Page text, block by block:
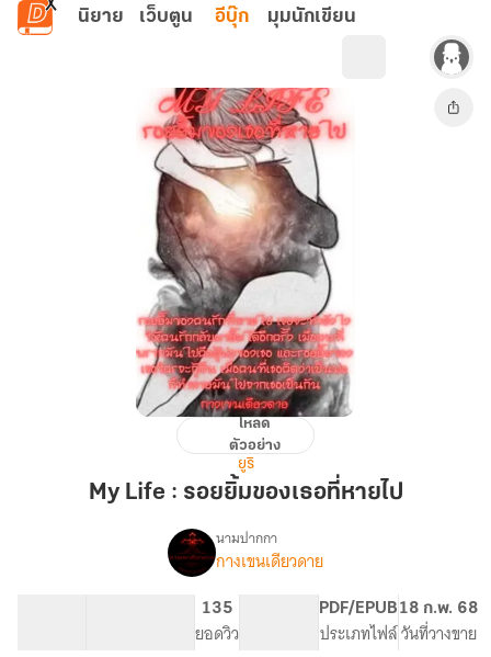
ข้ามไปยังเนื้อหาหลัก
นิยาย เว็บตูน อีบุ๊ก มุมนักเขียน
:
โหลด
ตัวอย่าง
ยูริ
My Life : รอยยิ้มของเธอที่หายไป
เรื่องMy
นามปากกา
กางเขนเดียวดาย
135
ยอดวิว
PDF/EPUB
ประเภทไฟล์
18 ก.พ. 68
วันที่วางขาย